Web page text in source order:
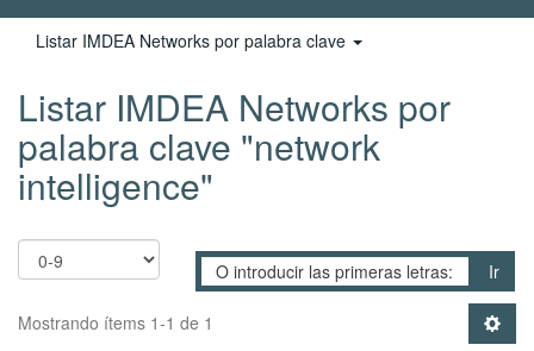
Listar IMDEA Networks por palabra clave
Listar IMDEA Networks por
palabra clave "network
intelligence"
Ir
Mostrando ítems 1-1 de 1